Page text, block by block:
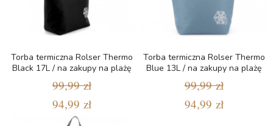
Torba termiczna Rolser Thermo
Black 17L / na zakupy na plażę
99,99 zł
94,99 zł
Torba termiczna Rolser Thermo
Blue 13L / na zakupy na plażę
99,99 zł
94,99 zł